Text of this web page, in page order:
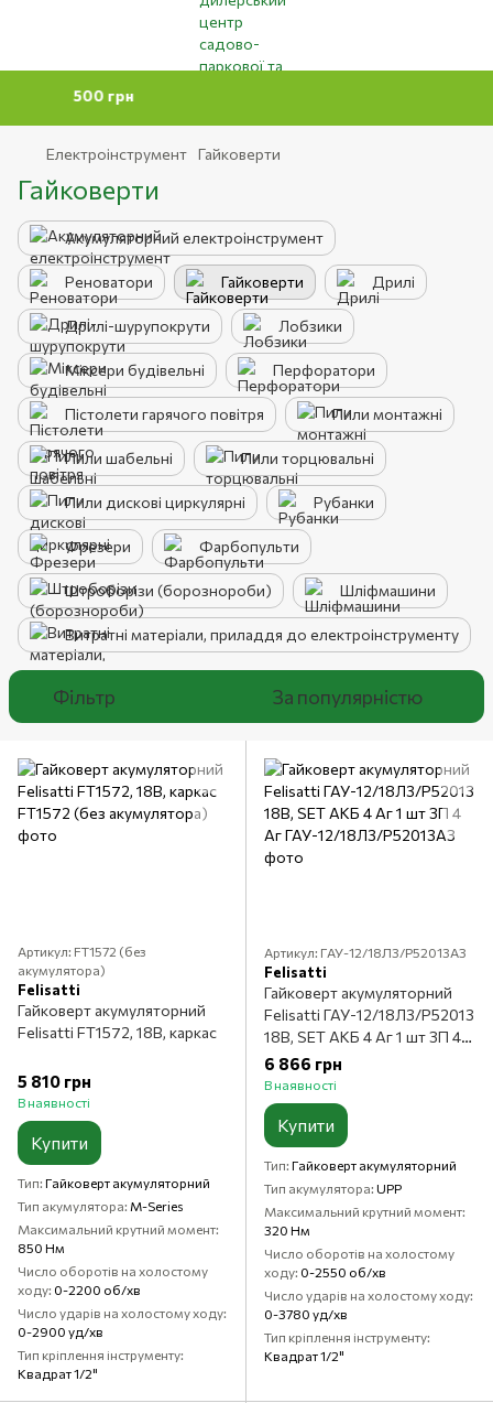
500 грн
Електроінструмент Гайковерти
Гайковерти
Акумуляторний електроінструмент
Реноватори Гайковерти Дрилі
Дрилі-шурупокрути Лобзики
Міксери будівельні Перфоратори
Пістолети гарячого повітря Пили монтажні
Пили шабельні Пили торцювальні
Пили дискові циркулярні Рубанки
Фрезери Фарбопульти
Штроборізи (борознороби) Шліфмашини
Витратні матеріали, приладдя до електроінструменту
Фільтр За популярністю
Артикул: FT1572 (без
акумулятора)
Felisatti
Гайковерт акумуляторний
Felisatti FT1572, 18В, каркас
5 810 грн
В наявності
Купити
Тип Гайковерт акумуляторний
Тип акумулятора M-Series
Максимальний крутний момент
850 Нм
Число оборотів на холостому
ходу 0-2200 об/хв
Число ударів на холостому ходу
0-2900 уд/хв
Тип кріплення інструменту
Квадрат 1/2"
Артикул: ГАУ-12/18Л3/P52013АЗ
Felisatti
Гайковерт акумуляторний
Felisatti ГАУ-12/18Л3/P52013
18В, SET АКБ 4 Аг 1 шт ЗП 4
Аг
6 866 грн
В наявності
Купити
Тип Гайковерт акумуляторний
Тип акумулятора UPP
Максимальний крутний момент
320 Нм
Число оборотів на холостому
ходу 0-2550 об/хв
Число ударів на холостому ходу
0-3780 уд/хв
Тип кріплення інструменту
Квадрат 1/2"